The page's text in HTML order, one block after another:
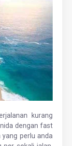
kurang
dengan fast
yang perlu anda